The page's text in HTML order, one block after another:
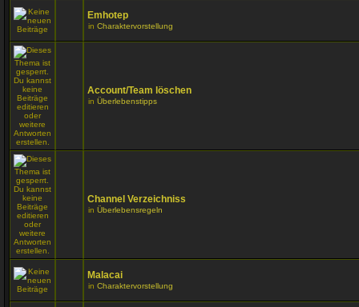
Emhotep
in Charaktervorstellung
Account/Team löschen
in Überlebenstipps
Channel Verzeichniss
in Überlebensregeln
Malacai
in Charaktervorstellung